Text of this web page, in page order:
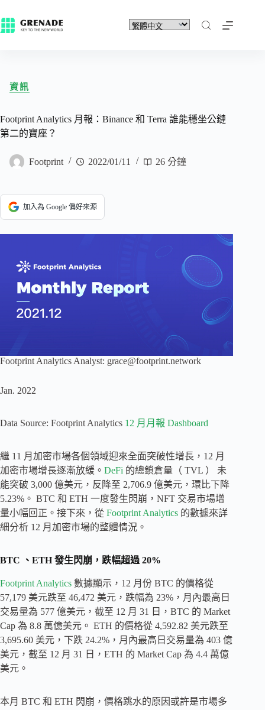
資訊
Footprint Analytics 月報：Binance 和 Terra 誰能穩坐公鏈
第二的寶座？
Footprint 2022/01/11 26 分鐘
加入為 Google 偏好來源
Footprint Analytics Analyst: grace@footprint.network
Jan. 2022
Data Source: Footprint Analytics 12 月月報 Dashboard
繼 11 月加密市場各個領域迎來全面突破性增長，12 月
加密市場增長逐漸放緩。 DeFi 的總鎖倉量（ TVL ） 未
能突破 3,000 億美元，反降至 2,706.9 億美元，環比下降
5.23%。 BTC 和 ETH 一度發生閃崩，NFT 交易市場增
量小幅回正。接下來，從 Footprint Analytics 的數據來詳
細分析 12 月加密市場的整體情況。
BTC 、ETH 發生閃崩，跌幅超過 20%
Footprint Analytics 數據顯示，12 月份 BTC 的價格從
57,179 美元跌至 46,472 美元，跌幅為 23%，月內最高日
交易量為 577 億美元，截至 12 月 31 日，BTC 的 Market
Cap 為 8.8 萬億美元。 ETH 的價格從 4,592.82 美元跌至
3,695.60 美元，下跌 24.2%，月內最高日交易量為 403 億
美元，截至 12 月 31 日，ETH 的 Market Cap 為 4.4 萬億
美元。
本月 BTC 和 ETH 閃崩，價格跳水的原因或許是市場多